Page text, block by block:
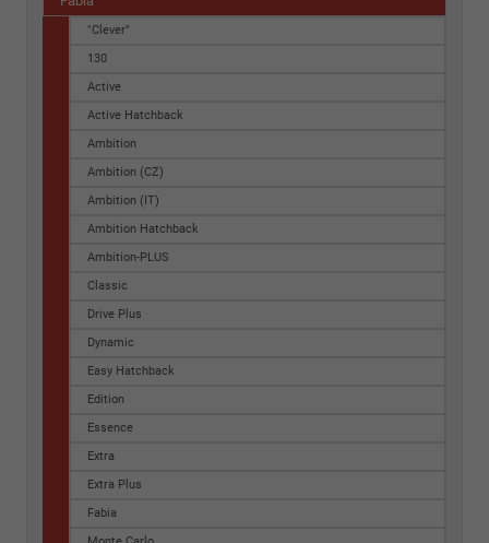
"Clever"
130
Active
Active Hatchback
Ambition
Ambition (CZ)
Ambition (IT)
Ambition Hatchback
Ambition-PLUS
Classic
Drive Plus
Dynamic
Easy Hatchback
Edition
Essence
Extra
Extra Plus
Fabia